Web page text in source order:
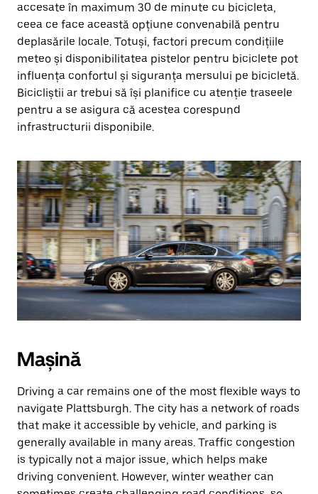
accesate în maximum 30 de minute cu bicicleta,
ceea ce face această opțiune convenabilă pentru
deplasările locale. Totuși, factori precum condițiile
meteo și disponibilitatea pistelor pentru biciclete pot
influența confortul și siguranța mersului pe bicicletă.
Bicicliștii ar trebui să își planifice cu atenție traseele
pentru a se asigura că acestea corespund
infrastructurii disponibile.
Mașină
Driving a car remains one of the most flexible ways to
navigate Plattsburgh. The city has a network of roads
that make it accessible by vehicle, and parking is
generally available in many areas. Traffic congestion
is typically not a major issue, which helps make
driving convenient. However, winter weather can